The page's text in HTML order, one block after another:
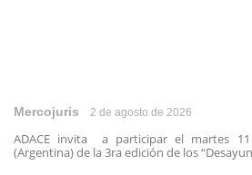
Mercojuris 2 de agosto de 2026
ADACE invita a participar el martes
(Argentina) de la 3ra edición de los